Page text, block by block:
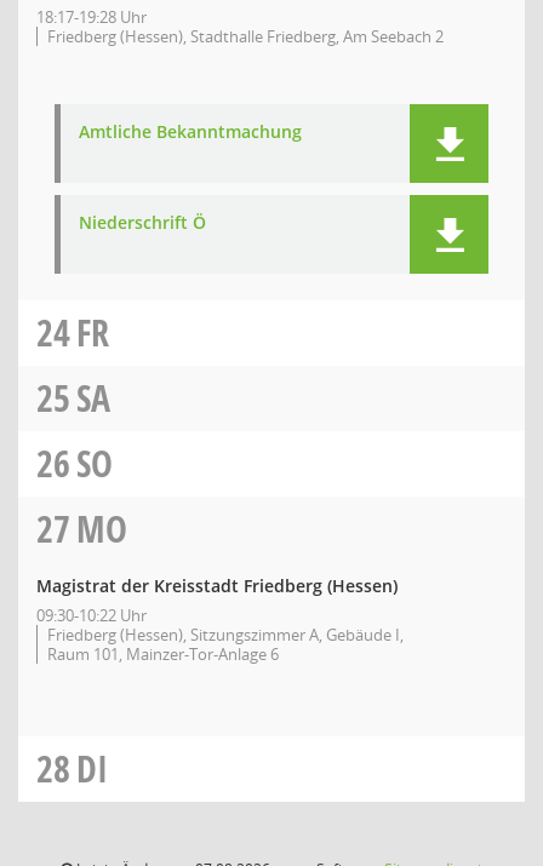
18:17-19:28 Uhr
Friedberg (Hessen), Stadthalle Friedberg, Am Seebach 2
Amtliche Bekanntmachung
Niederschrift Ö
24FR
25SA
26SO
27MO
Magistrat der Kreisstadt Friedberg (Hessen)
09:30-10:22 Uhr
Friedberg (Hessen), Sitzungszimmer A, Gebäude I,
Raum 101, Mainzer-Tor-Anlage 6
28DI